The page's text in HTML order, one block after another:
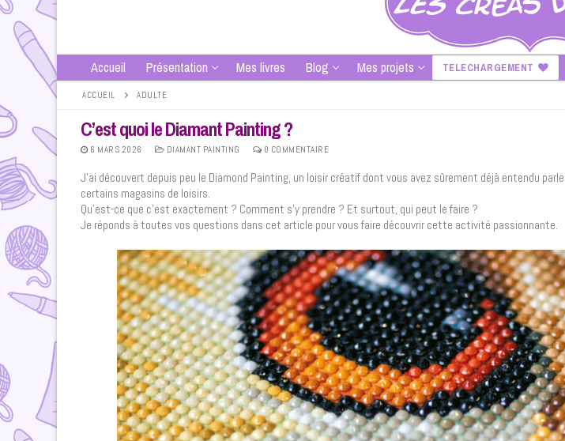
Accueil Présentation Mes livres Blog Mes projets TELECHARGEMENT
ACCUEIL ADULTE
C’est quoi le Diamant Painting ?
6 MARS 2026 DIAMANT PAINTING 0 COMMENTAIRE
J’ai découvert depuis peu le Diamond Painting, un loisir créatif dont vous avez sûrement déjà entendu
certains magasins de loisirs.
Qu’est-ce que c’est exactement ? Comment s’y prendre ? Et surtout, qui peut le faire ?
Je réponds à toutes vos questions dans cet article pour vous faire découvrir cette activité passionnante.